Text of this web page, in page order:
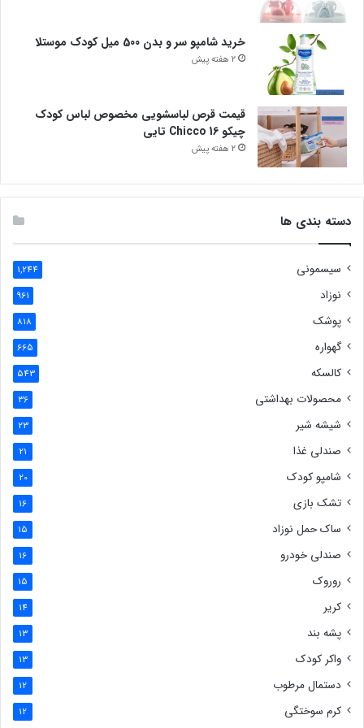
خرید شامپو سر و بدن 500 میل کودک موستلا
2 هفته پیش
قیمت قرص لباسشویی مخصوص لباس کودک
چیکو Chicco 16 تایی
2 هفته پیش
دسته بندی ها
سیسمونی 1,244
نوزاد 961
پوشک 818
گهواره 665
کالسکه 543
محصولات بهداشتی 36
شیشه شیر 23
صندلی غذا 21
شامپو کودک 20
تشک بازی 16
ساک حمل نوزاد 15
صندلی خودرو 16
روروک 15
کریر 14
پشه بند 13
واکر کودک 13
دستمال مرطوب 12
کرم سوختگی 12